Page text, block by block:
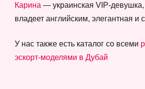
Карина — украинская VIP-
владеет английским, элегантная и
У нас также есть каталог со всеми
эскорт-моделями в Дубай